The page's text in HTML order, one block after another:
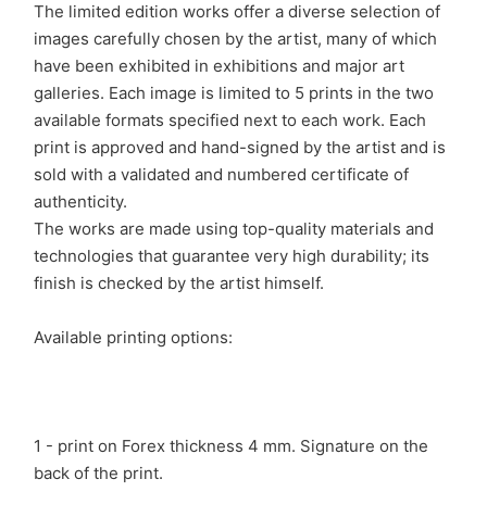
The limited edition works offer a diverse selection of
images carefully chosen by the artist, many of which
have been exhibited in exhibitions and major art
galleries. Each image is limited to 5 prints in the two
available formats specified next to each work. Each
print is approved and hand-signed by the artist and is
sold with a validated and numbered certificate of
authenticity.
The works are made using top-quality materials and
technologies that guarantee very high durability; its
finish is checked by the artist himself.
Available printing options:
1 - print on Forex thickness 4 mm. Signature on the
back of the print.